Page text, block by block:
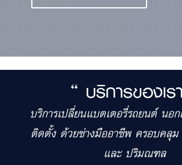
“ บริการของเร
บริการเปลี่ยนแบตเตอรี่รถยนต์ นอ
ติดตั้ง ด้วยช่างมืออาชีพ ครอบคลุม
และ ปริมณฑล